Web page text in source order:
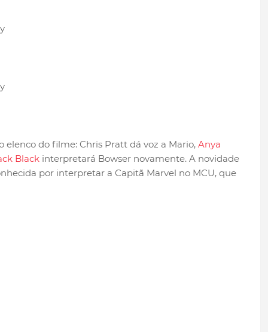
do filme: Chris Pratt dá voz a Mario, Anya
Blackinterpretará Bowser novamente. A novidade
por interpretar a Capitã Marvel no MCU, que